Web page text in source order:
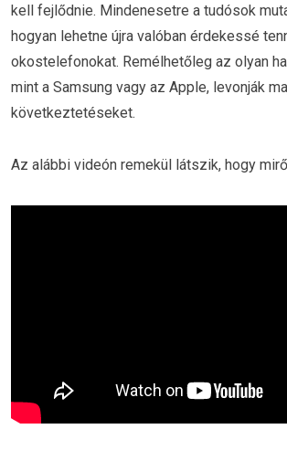
kell fejlődnie. Mindenesetre a tudósok
hogyan lehetne újra valóban érdekessé
okostelefonokat. Remélhetőleg az olyan
mint a Samsung vagy az Apple, levonják
következtetéseket.
Az alábbi videón remekül látszik, hogy